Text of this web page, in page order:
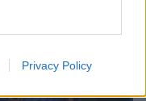
Privacy Policy